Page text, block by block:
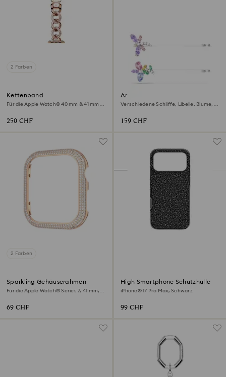
2 Farben
Kettenband
Für die Apple Watch® 40 mm & 41 mm,
250 CHF
Ariana Grande x Swarovski
Haarnadel
Verschiedene Schliffe, Libelle, Blume,
159 CHF
2 Farben
Sparkling Gehäuserahmen
Für die Apple Watch® Series 7, 41 mm,
69 CHF
High Smartphone Schutzhülle
iPhone® 17 Pro Max, Schwarz
99 CHF